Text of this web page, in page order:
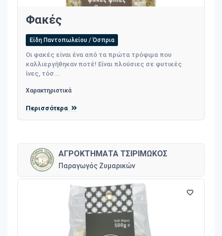
Φακές
Είδη Παντοπωλείου / Όσπρια
Οι φακές είναι ένα από τα πρώτα τρόφιμα που
καλλιεργήθηκαν ποτέ! Είναι πλούσιες σε φυτικές
ίνες, τόσ...
Χαρακτηριστικά
Περισσότερα
ΑΓΡΟΚΤΗΜΑΤΑ ΤΣΙΡΙΜΩΚΟΣ
Παραγωγός Ζυμαρικών